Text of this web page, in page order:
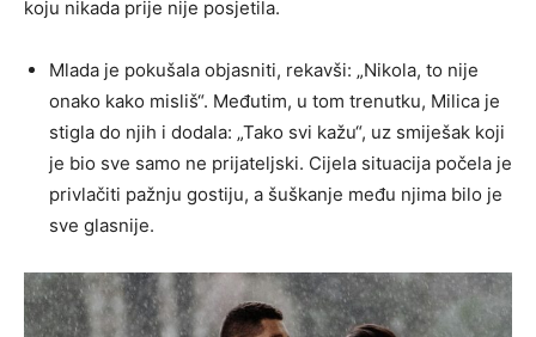
koju nikada prije nije posjetila.
Mlada je pokušala objasniti, rekavši: „Nikola, to nije
onako kako misliš“. Međutim, u tom trenutku, Milica je
stigla do njih i dodala: „Tako svi kažu“, uz smiješak koji
je bio sve samo ne prijateljski. Cijela situacija počela je
privlačiti pažnju gostiju, a šuškanje među njima bilo je
sve glasnije.